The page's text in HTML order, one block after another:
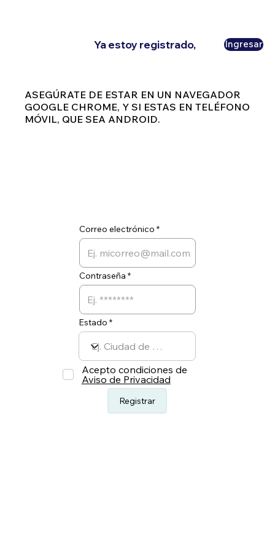
Ya estoy registrado, Ingresar
Registrar
Acepto condiciones de
Aviso de Privacidad
Estado
Contraseña
Correo electrónico
ASEGÚRATE DE ESTAR EN UN NAVEGADOR
GOOGLE CHROME, Y SI ESTAS EN TELÉFONO
MÓVIL, QUE SEA ANDROID.